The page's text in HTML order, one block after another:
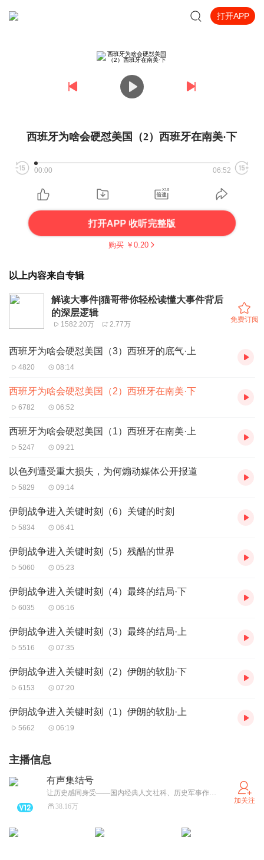
打开APP
西班牙为啥会硬怼美国（2）西班牙在南美·下
00:00 06:52
打开APP 收听完整版
购买 ￥ 0.20
以上内容来自专辑
解读大事件|猫哥带你轻松读懂大事件背后
的深层逻辑
1582.20万 2.77万
免费订阅
西班牙为啥会硬怼美国（3）西班牙的底气·上
4820 08:14
西班牙为啥会硬怼美国（2）西班牙在南美·下
6782 06:52
西班牙为啥会硬怼美国（1）西班牙在南美·上
5247 09:21
以色列遭受重大损失，为何煽动媒体公开报道
5829 09:14
伊朗战争进入关键时刻（6）关键的时刻
5834 06:41
伊朗战争进入关键时刻（5）残酷的世界
5060 05:23
伊朗战争进入关键时刻（4）最终的结局·下
6035 06:16
伊朗战争进入关键时刻（3）最终的结局·上
5516 07:35
伊朗战争进入关键时刻（2）伊朗的软肋·下
6153 07:20
伊朗战争进入关键时刻（1）伊朗的软肋·上
5662 06:19
主播信息
有声集结号
让历史感同身受――国内经典人文社科、历史军事作品主播平台。
38.16万
加关注